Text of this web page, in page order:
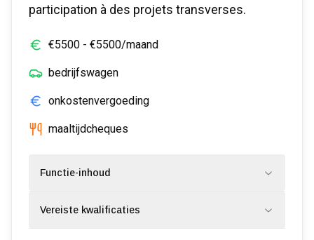
participation à des projets transverses.
€5500 - €5500/maand
bedrijfswagen
onkostenvergoeding
maaltijdcheques
Functie-inhoud
Vereiste kwalificaties